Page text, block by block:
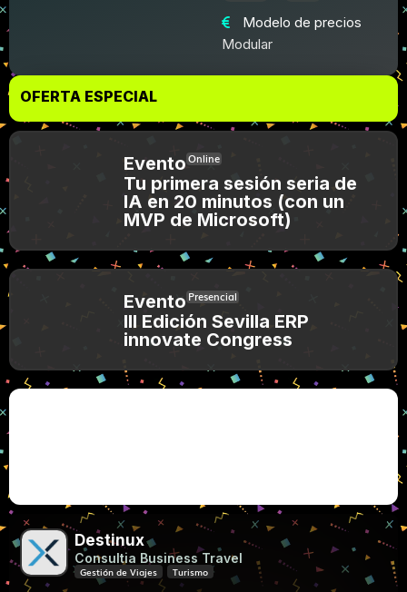
Modelo de precios
Modular
OFERTA ESPECIAL
EventoOnline
Tu primera sesión seria de
IA en 20 minutos (con un
MVP de Microsoft)
Evento Presencial
III Edición Sevilla ERP
innovate Congress
Destinux
Consultia Business Travel
Gestión de Viajes Turismo